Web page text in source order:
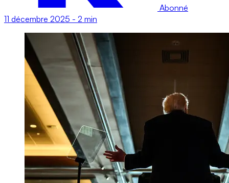
Abonné
11 décembre 2025 - 2 min